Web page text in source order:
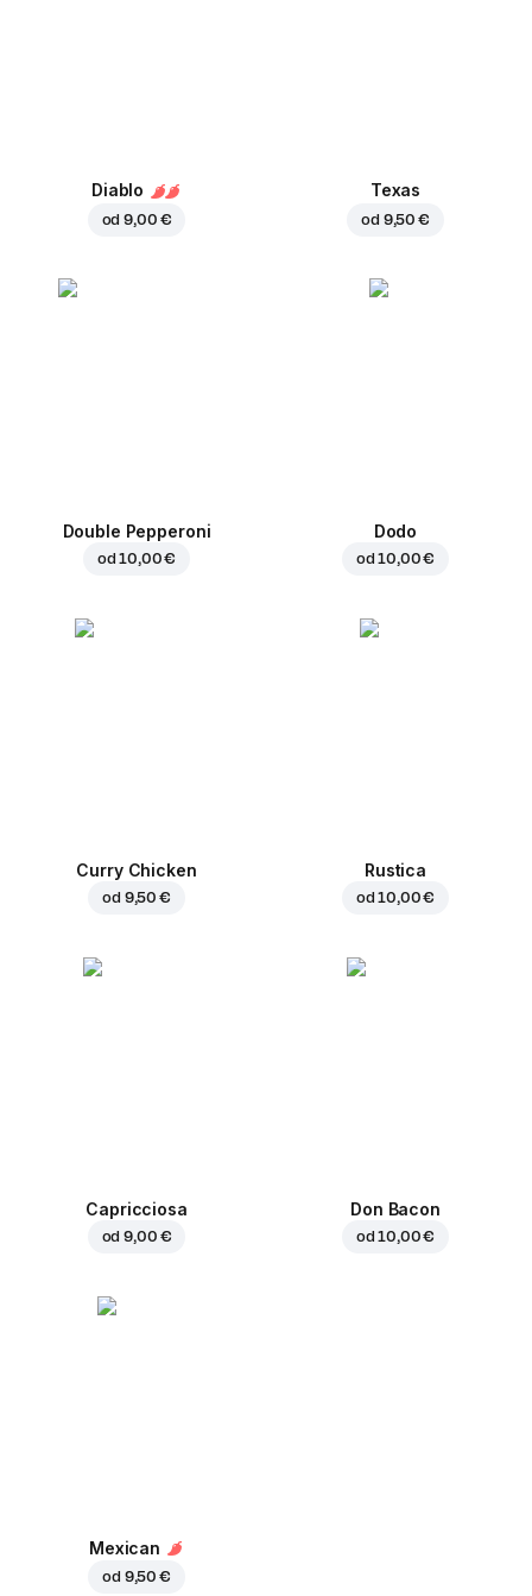
Diablo
od9,00 €
Texas
od 9,50 €
Double Pepperoni
od10,00 €
Dodo
od10,00 €
Curry Chicken
od 9,50 €
Rustica
od10,00 €
Capricciosa
od9,00 €
Don Bacon
od10,00 €
Mexican
od 9,50 €